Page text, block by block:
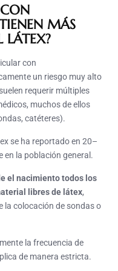
MÁS
LÁTEX?
con
un riesgo muy alto
requerir múltiples
muchos de ellos
catéteres).
se ha reportado en 20–
en la población general.
el nacimiento todos los
libres de látex,
la colocación de sondas o
la frecuencia de
de manera estricta.